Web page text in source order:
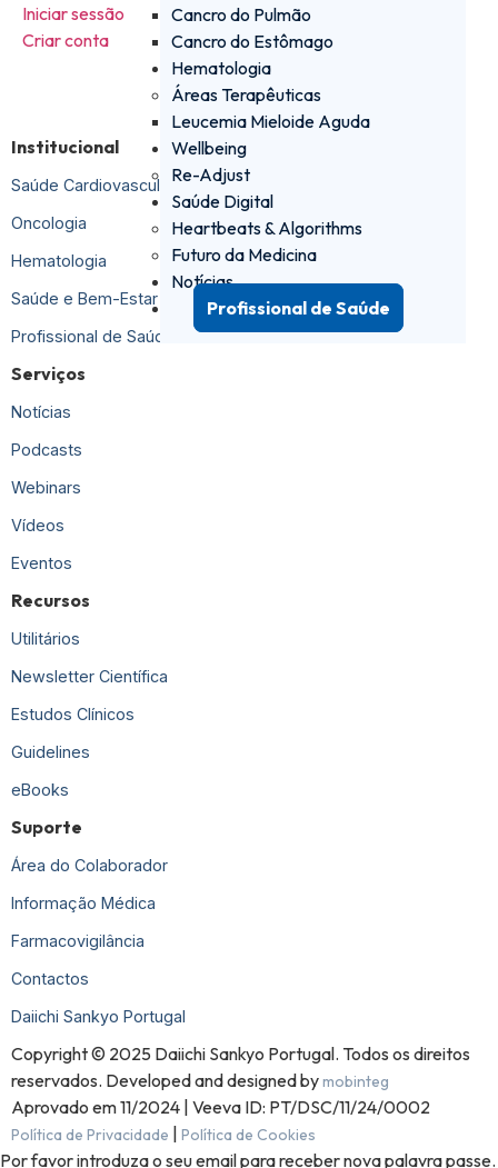
Cancro do Pulmão
Cancro do Estômago
Hematologia
Áreas Terapêuticas
Leucemia Mieloide Aguda
Wellbeing
Re-Adjust
Saúde Digital
Heartbeats & Algorithms
Futuro da Medicina
Notícias
Profissional de Saúde
Iniciar sessão
Criar conta
Institucional
Saúde Cardiovascular
Oncologia
Hematologia
Saúde e Bem-Estar
Profissional de Saúde
Serviços
Notícias
Podcasts
Webinars
Vídeos
Eventos
Recursos
Utilitários
Newsletter Científica
Estudos Clínicos
Guidelines
eBooks
Suporte
Área do Colaborador
Informação Médica
Farmacovigilância
Contactos
Daiichi Sankyo Portugal
Copyright © 2025 Daiichi Sankyo Portugal. Todos os direitos
reservados. Developed and designed bymobinteg
Aprovado em 11/2024 | Veeva ID: PT/DSC/11/24/0002
Política de Privacidade Política de Cookies
Por favor introduza o seu email para receber nova palavra passe.